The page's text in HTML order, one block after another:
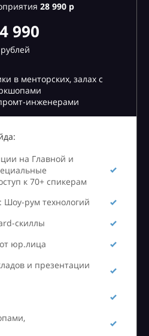
28990 р
990
рублей
в менторских, залах с
инженерами
на Главной и
к 70+ спикерам
рум технологий
скиллы
юр.лица
и презентации